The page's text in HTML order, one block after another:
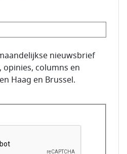
nieuwsbrief
columns en
Haag en Brussel.